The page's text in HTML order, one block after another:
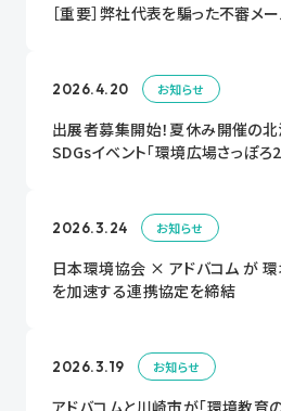
［重要］弊社代表を騙った不審メ
2026.4.20 お知らせ
出展者募集開始！夏休み開催の
SDGsイベント「環境広場さっぽろ
2026.3.24 お知らせ
日本環境協会 × アドバコム が
を加速する連携協定を締結
2026.3.19 お知らせ
アドバコムと川崎市が「環境教育